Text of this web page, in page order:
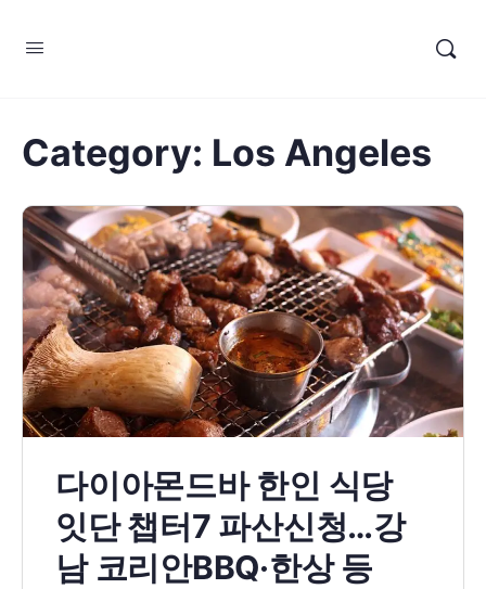
Category: Los Angeles
다이아몬드바 한인 식당
잇단 챕터7 파산신청…강
남 코리안BBQ·한상 등